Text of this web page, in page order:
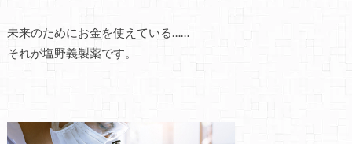
未来のためにお金を使えている……
それが塩野義製薬です。